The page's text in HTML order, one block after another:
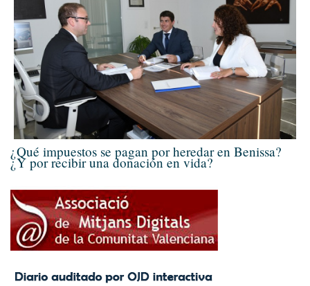
¿Qué impuestos se pagan por heredar en Benissa?
¿Y por recibir una donación en vida?